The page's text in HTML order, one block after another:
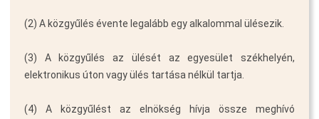
(2) A közgyűlés évente legalább egy alkalommal ülésezik.
(3) A közgyűlés az ülését az egyesület székhelyén,
elektronikus úton vagy ülés tartása nélkül tartja.
(4) A közgyűlést az elnökség hívja össze meghívó